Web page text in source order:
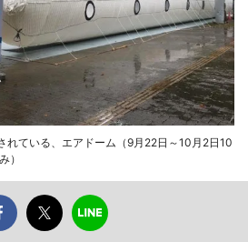
れている、エアドーム（9月22日～10月2日10
）